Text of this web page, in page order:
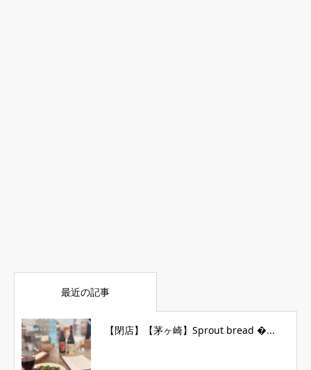
最近の記事
【閉店】【茅ヶ崎】Sprout bread �...